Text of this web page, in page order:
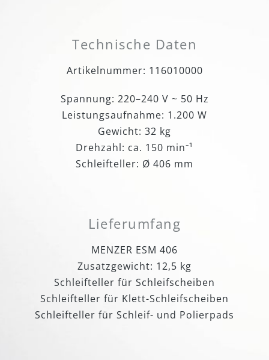
Technische Daten
Artikelnummer: 116010000
Spannung: 220–240 V ~ 50 Hz
Leistungsaufnahme: 1.200 W
Gewicht: 32 kg
Drehzahl: ca. 150 min⁻¹
Schleifteller: Ø 406 mm
Lieferumfang
MENZER ESM 406
Zusatzgewicht: 12,5 kg
Schleifteller für Schleifscheiben
Schleifteller für Klett-Schleifscheiben
Schleifteller für Schleif- und Polierpads